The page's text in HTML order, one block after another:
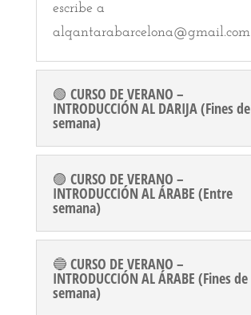
escribe a
alqantarabarcelona@gmail.com
🟢 CURSO DE VERANO –
INTRODUCCIÓN AL DARIJA (Fines de
semana)
🟣 CURSO DE VERANO –
INTRODUCCIÓN AL ÁRABE (Entre
semana)
🔵 CURSO DE VERANO –
INTRODUCCIÓN AL ÁRABE (Fines de
semana)